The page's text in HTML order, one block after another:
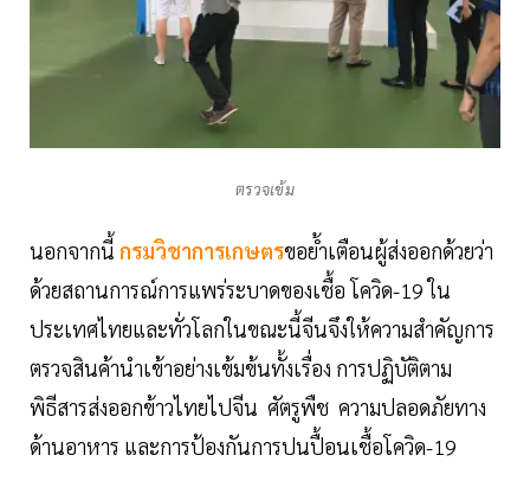
ตรวจเข้ม
นอกจากนี้ กรมวิชาการเกษตรขอย้ำเตือนผู้ส่งออกด้วยว่า
ด้วยสถานการณ์การแพร่ระบาดของเชื้อ โควิด-19 ใน
ประเทศไทยและทั่วโลกในขณะนี้จีนจึงให้ความสำคัญการ
ตรวจสินค้านำเข้าอย่างเข้มข้นทั้งเรื่อง การปฏิบัติตาม
พิธีสารส่งออกข้าวไทยไปจีน ศัตรูพืช ความปลอดภัยทาง
ด้านอาหาร และการป้องกันการปนปื้อนเชื้อโควิด-19